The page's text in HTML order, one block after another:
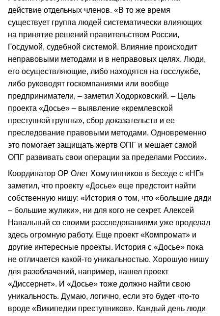
действие отдельных членов. «В то же время
существует группа людей систематически влияющих
на принятие решений правительством России,
Госдумой, судебной системой. Влияние происходит
неправовыми методами и в неправовых целях. Люди,
его осуществляющие, либо находятся на госслужбе,
либо руководят госкомпаниями или вообще
предприниматели, – заметил Ходорковский. – Цель
проекта «Досье» – выявление «кремлевской
преступной группы», сбор доказательств и ее
преследование правовыми методами. Одновременно
это помогает защищать жертв ОПГ и мешает самой
ОПГ развивать свои операции за пределами России».
Координатор ОР Олег Хомутинников в беседе с «НГ»
заметил, что проекту «Досье» еще предстоит найти
собственную нишу: «История о том, что «большие дяди
– большие жулики», ни для кого не секрет. Алексей
Навальный со своими расследованиями уже проделал
здесь огромную работу. Еще проект «Компромат» и
другие интересные проекты. История с «Досье» пока
не отличается какой-то уникальностью. Хорошую нишу
для разоблачений, например, нашел проект
«Диссернет». И «Досье» тоже должно найти свою
уникальность. Думаю, логично, если это будет что-то
вроде «Википедии преступников». Каждый день люди